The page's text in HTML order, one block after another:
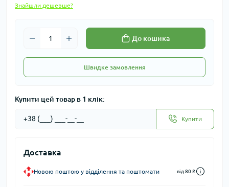
Знайшли дешевше?
До кошика
Швидке замовлення
Купити цей товар в 1 клік:
Купити
Доставка
Новою поштою у відділення та поштомати від 80 ₴